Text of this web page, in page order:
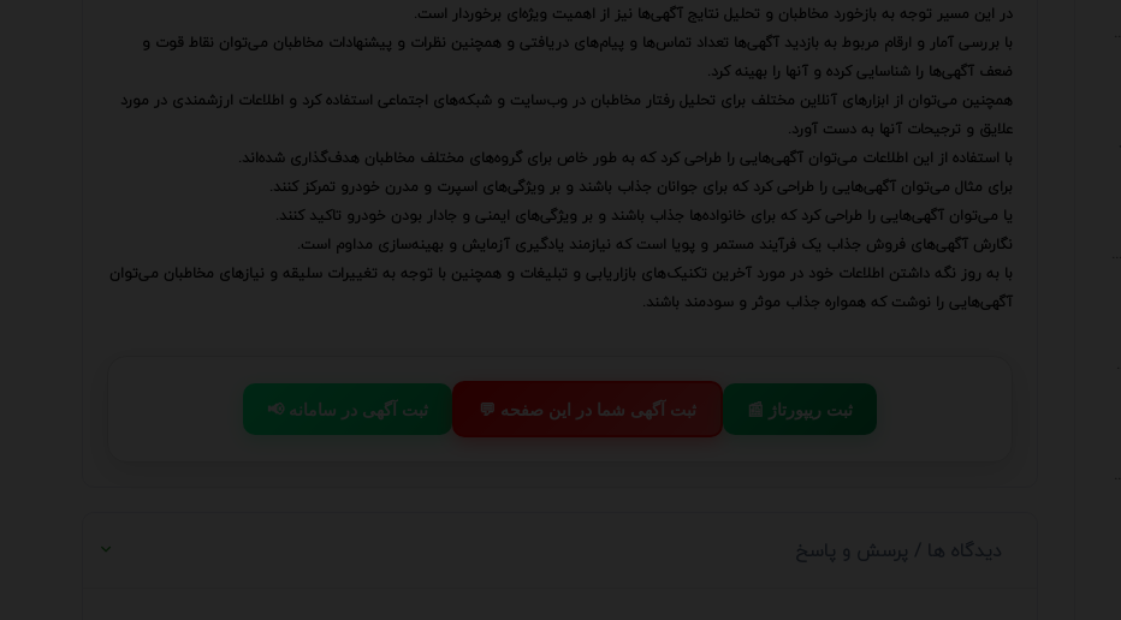
در این مسیر توجه به بازخورد مخاطبان و تحلیل نتایج آگهی‌ها نیز از اهمیت ویژه‌ای برخوردار است.
با بررسی آمار و ارقام مربوط به بازدید آگهی‌ها تعداد تماس‌ها و پیام‌های دریافتی و همچنین نظرات و پیشنهادات مخاطبان می‌توان نقاط قوت و
ضعف آگهی‌ها را شناسایی کرده و آنها را بهینه کرد.
همچنین می‌توان از ابزارهای آنلاین مختلف برای تحلیل رفتار مخاطبان در وب‌سایت و شبکه‌های اجتماعی استفاده کرد و اطلاعات ارزشمندی در مورد
علایق و ترجیحات آنها به دست آورد.
با استفاده از این اطلاعات می‌توان آگهی‌هایی را طراحی کرد که به طور خاص برای گروه‌های مختلف مخاطبان هدف‌گذاری شده‌اند.
برای مثال می‌توان آگهی‌هایی را طراحی کرد که برای جوانان جذاب باشند و بر ویژگی‌های اسپرت و مدرن خودرو تمرکز کنند.
یا می‌توان آگهی‌هایی را طراحی کرد که برای خانواده‌ها جذاب باشند و بر ویژگی‌های ایمنی و جادار بودن خودرو تاکید کنند.
نگارش آگهی‌های فروش جذاب یک فرآیند مستمر و پویا است که نیازمند یادگیری آزمایش و بهینه‌سازی مداوم است.
با به روز نگه داشتن اطلاعات خود در مورد آخرین تکنیک‌های بازاریابی و تبلیغات و همچنین با توجه به تغییرات سلیقه و نیازهای مخاطبان می‌توان
آگهی‌هایی را نوشت که همواره جذاب موثر و سودمند باشند.
📢 ثبت آگهی در سامانه 💬 ثبت آگهی شما در این صفحه 📰 ثبت ریپورتاژ
دیدگاه ها / پرسش و پاسخ